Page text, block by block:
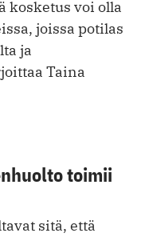
kosketus voi olla
joissa potilas
ja
Taina
toimii
sitä, että